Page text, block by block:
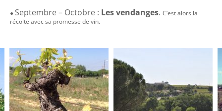
● Septembre – Octobre : Les vendanges. C’est alors la
récolte avec sa promesse de vin.